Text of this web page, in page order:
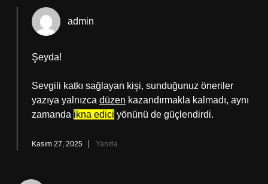
admin
Şeyda!
Sevgili katkı sağlayan kişi, sunduğunuz öneriler
yazıya yalnızca düzen kazandırmakla kalmadı, aynı
zamanda ikna edici yönünü de güçlendirdi.
Kasım 27, 2025 Yanıtla